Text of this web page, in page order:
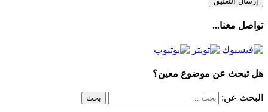
تواصل معنا...
هل تبحث عن موضوع معين؟
البحث عن: